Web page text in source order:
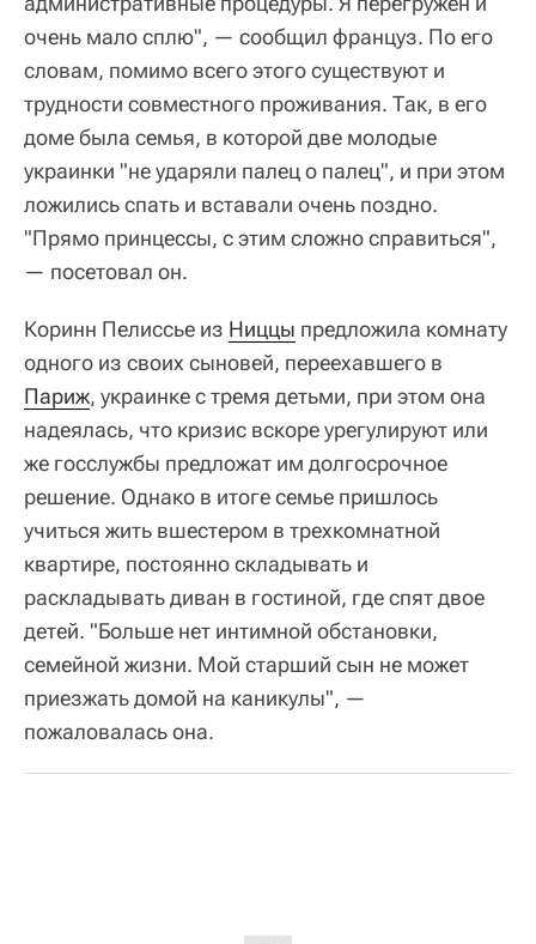
очень мало сплю", — сообщил француз. По его
словам, помимо всего этого существуют и
трудности совместного проживания. Так, в его
доме была семья, в которой две молодые
украинки "не ударяли палец о палец", и при этом
ложились спать и вставали очень поздно.
"Прямо принцессы, с этим сложно справиться",
— посетовал он.
Коринн Пелиссье из Ниццы предложила комнату
одного из своих сыновей, переехавшего в
Париж, украинке с тремя детьми, при этом она
надеялась, что кризис вскоре урегулируют или
же госслужбы предложат им долгосрочное
решение. Однако в итоге семье пришлось
учиться жить вшестером в трехкомнатной
квартире, постоянно складывать и
раскладывать диван в гостиной, где спят двое
детей. "Больше нет интимной обстановки,
семейной жизни. Мой старший сын не может
приезжать домой на каникулы", —
пожаловалась она.